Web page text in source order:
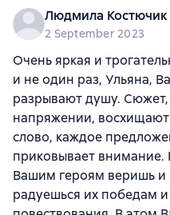
Людмила Костючик
2 September 2023
Очень яркая и
и не один раз, Ульяна,
разрывают душу.
напряжении,
слово, каждое
приковывает внимание.
Вашим героям веришь и
радуешься их победам